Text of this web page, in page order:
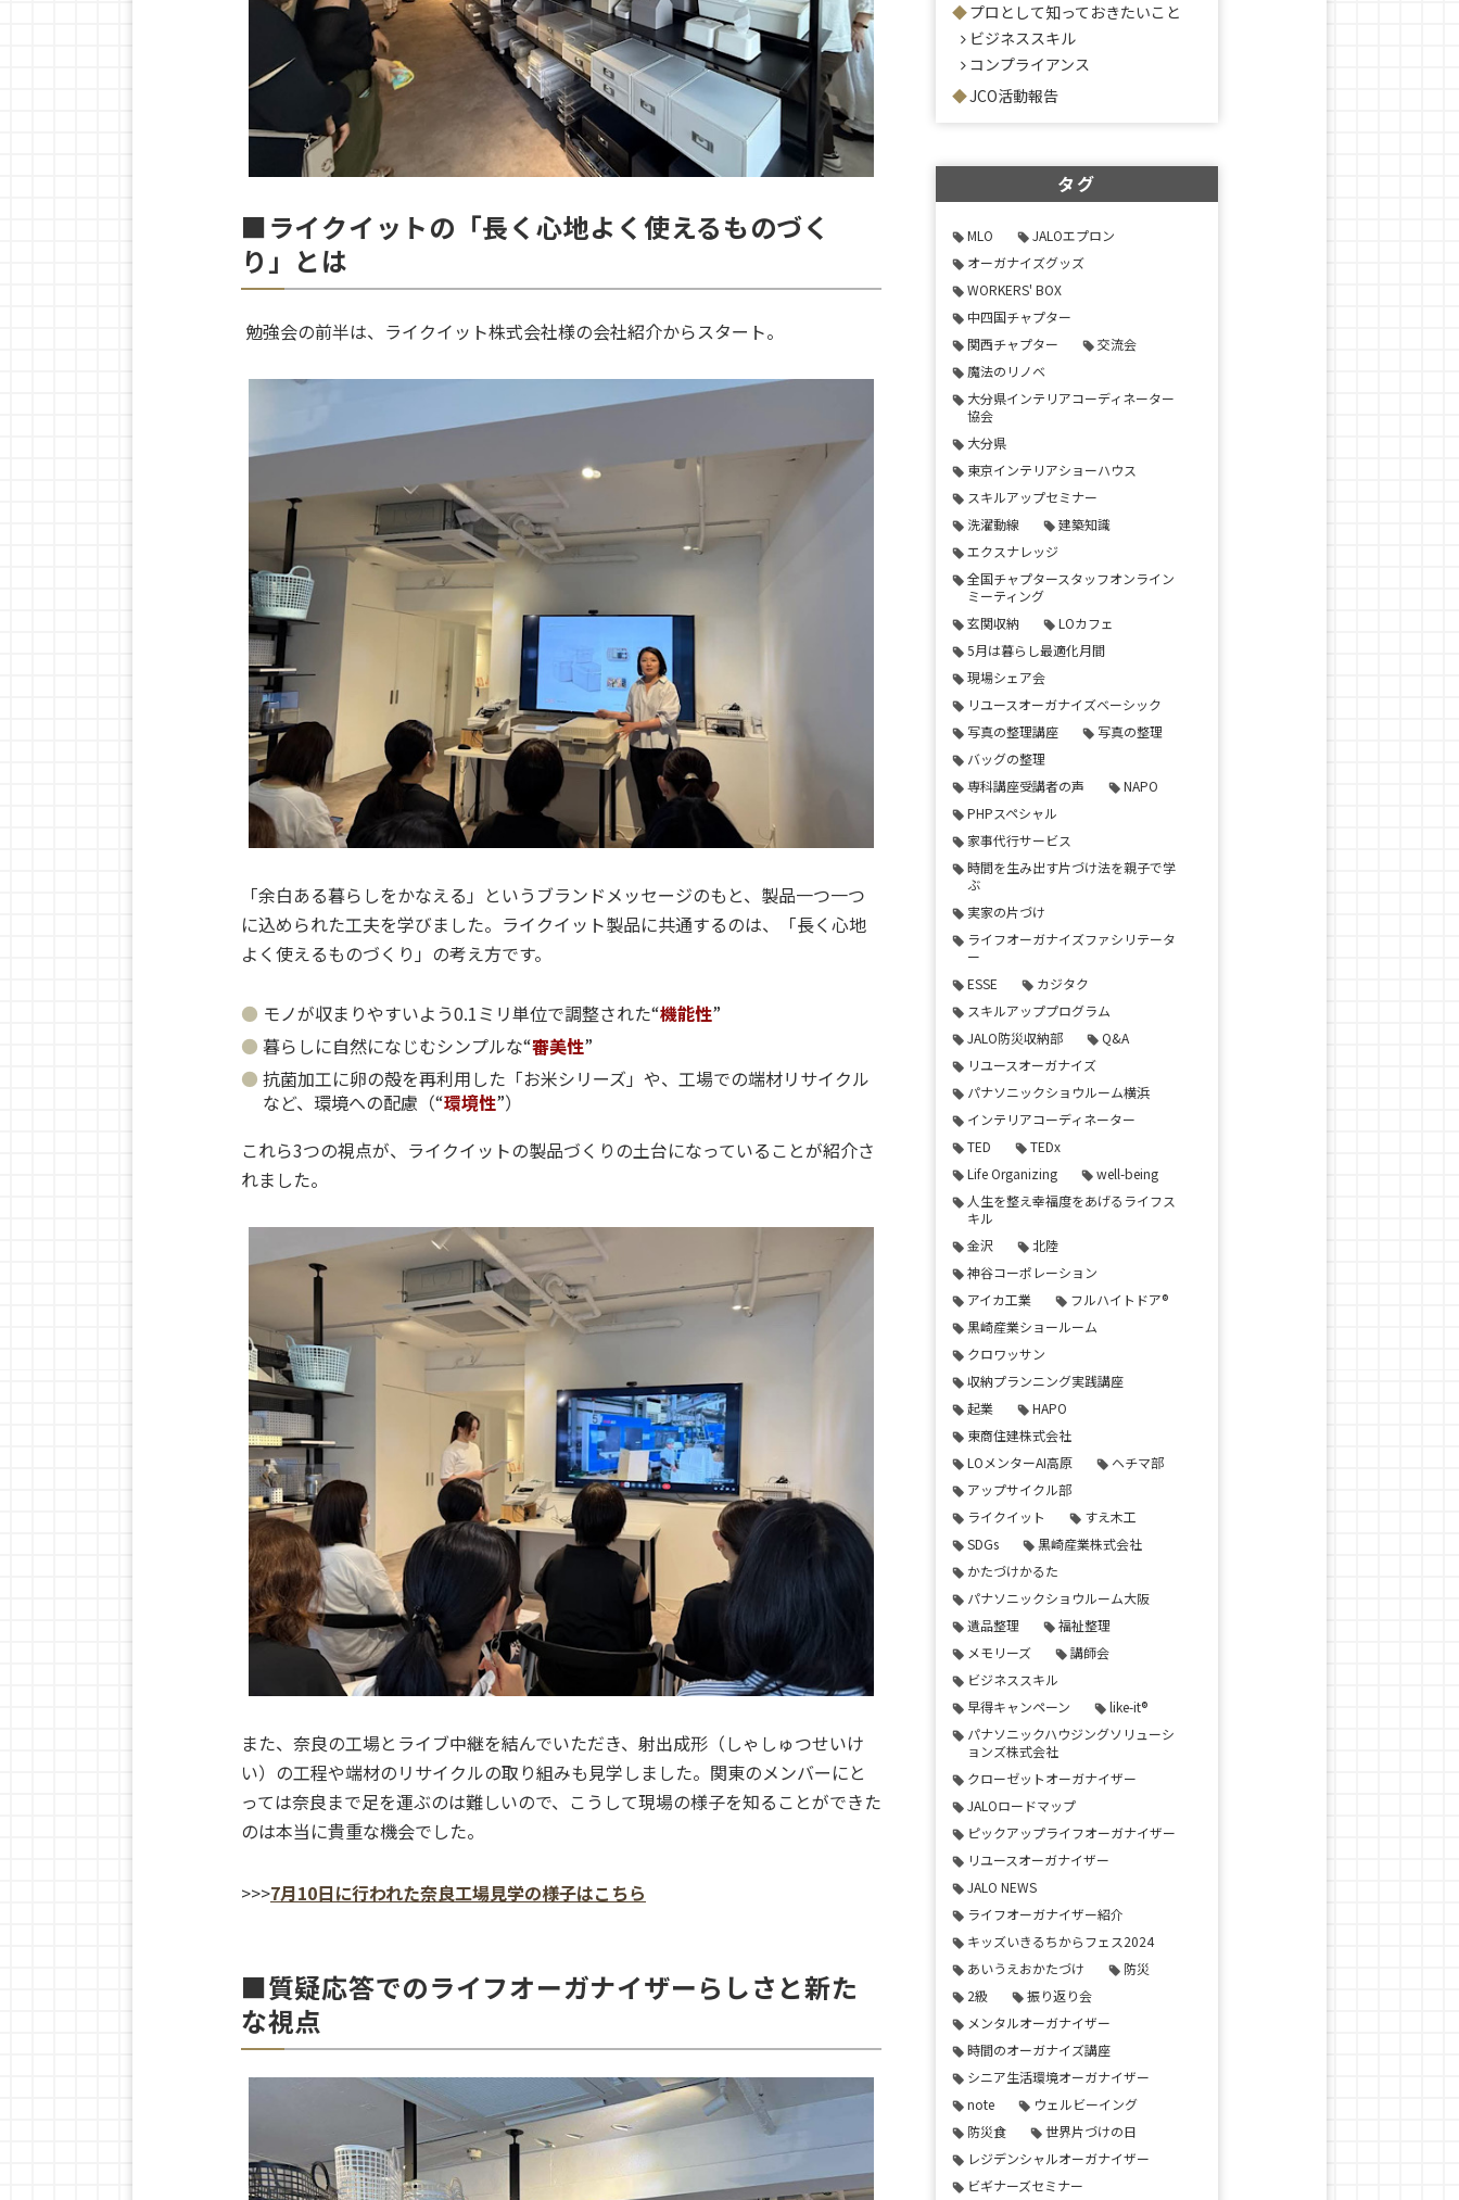
■ライクイットの「長く心地よく使えるものづく
り」とは
勉強会の前半は、ライクイット株式会社様の会社紹介からスタート。
「余白ある暮らしをかなえる」というブランドメッセージのもと、製品一つ一つ
に込められた工夫を学びました。ライクイット製品に共通するのは、「長く心地
よく使えるものづくり」の考え方です。
モノが収まりやすいよう0.1ミリ単位で調整された“機能性”
暮らしに自然になじむシンプルな“審美性”
抗菌加工に卵の殻を再利用した「お米シリーズ」や、工場での端材リサイクル
など、環境への配慮（“環境性”）
これら3つの視点が、ライクイットの製品づくりの土台になっていることが紹介さ
れました。
また、奈良の工場とライブ中継を結んでいただき、射出成形 （しゃしゅつせいけ
い） の工程や端材のリサイクルの取り組みも見学しました。関東のメンバーにと
っては奈良まで足を運ぶのは難しいので、こうして現場の様子を知ることができた
のは本当に貴重な機会でした。
>>>7月10日に行われた奈良工場見学の様子はこちら
■質疑応答でのライフオーガナイザーらしさと新た
な視点
プロとして知っておきたいこと
ビジネススキル
コンプライアンス
JCO活動報告
タグ
MLO
JALOエプロン
オーガナイズグッズ
WORKERS' BOX
中四国チャプター
関西チャプター
交流会
魔法のリノベ
大分県インテリアコーディネーター
協会
大分県
東京インテリアショーハウス
スキルアップセミナー
洗濯動線
建築知識
エクスナレッジ
全国チャプタースタッフオンライン
ミーティング
玄関収納
LOカフェ
5月は暮らし最適化月間
現場シェア会
リユースオーガナイズベーシック
写真の整理講座
写真の整理
バッグの整理
専科講座受講者の声
NAPO
PHPスペシャル
家事代行サービス
時間を生み出す片づけ法を親子で学
ぶ
実家の片づけ
ライフオーガナイズファシリテータ
ー
ESSE
カジタク
スキルアッププログラム
JALO防災収納部
Q&A
リユースオーガナイズ
パナソニックショウルーム横浜
インテリアコーディネーター
TED
TEDx
Life Organizing
well-being
人生を整え幸福度をあげるライフス
キル
金沢
北陸
神谷コーポレーション
アイカ工業
フルハイトドア®
黒崎産業ショールーム
クロワッサン
収納プランニング実践講座
起業
HAPO
東商住建株式会社
LOメンターAI高原
ヘチマ部
アップサイクル部
ライクイット
すえ木工
SDGs
黒崎産業株式会社
かたづけかるた
パナソニックショウルーム大阪
遺品整理
福祉整理
メモリーズ
講師会
ビジネススキル
早得キャンペーン
like-it®
パナソニックハウジングソリューシ
ョンズ株式会社
クローゼットオーガナイザー
JALOロードマップ
ピックアップライフオーガナイザー
リユースオーガナイザー
JALO NEWS
ライフオーガナイザー紹介
キッズいきるちからフェス2024
あいうえおかたづけ
防災
2級
振り返り会
メンタルオーガナイザー
時間のオーガナイズ講座
シニア生活環境オーガナイザー
note
ウェルビーイング
防災食
世界片づけの日
レジデンシャルオーガナイザー
ビギナーズセミナー